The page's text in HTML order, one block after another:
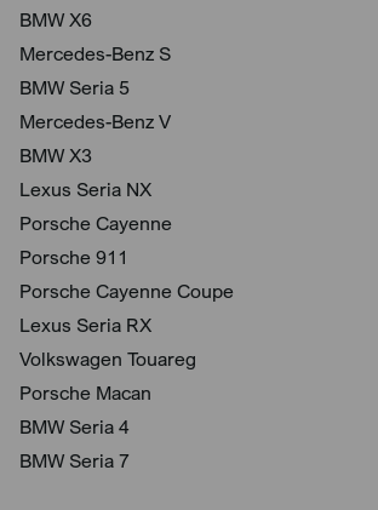
BMW X6
Mercedes-Benz S
BMW Seria 5
Mercedes-Benz V
BMW X3
Lexus Seria NX
Porsche Cayenne
Porsche 911
Porsche Cayenne Coupe
Lexus Seria RX
Volkswagen Touareg
Porsche Macan
BMW Seria 4
BMW Seria 7